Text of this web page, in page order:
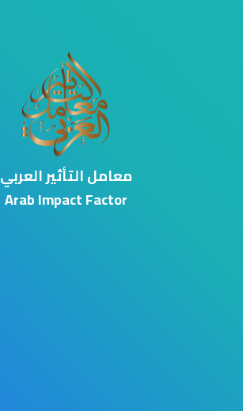
معامل التأثير العربي
Arab Impact Factor